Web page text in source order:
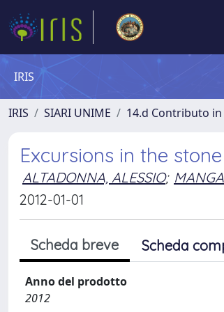
IRIS
IRIS SIARI UNIME 14.d Contributo
Excursions in the
ALTADONNA, ALESSIO;
2012-01-01
Scheda breve Scheda
Anno del prodotto
2012